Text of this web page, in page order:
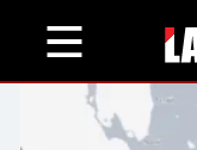
content